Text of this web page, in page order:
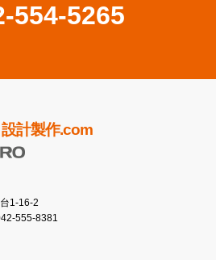
554-5265
計製作.com
1-16-2
555-8381